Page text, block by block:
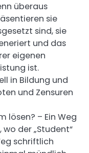
überaus
sie
sind, sie
und das
eigenen
ist.
in Bildung und
und Zensuren
lösen? – Ein Weg
der „Student“
schriftlich